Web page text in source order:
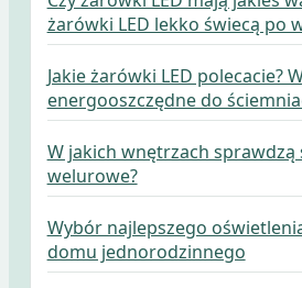
żarówki LED lekko świecą po
Jakie żarówki LED polecacie?
energooszczędne do
W jakich wnętrzach sprawdzą
welurowe?
Wybór najlepszego
domu jednorodzinnego